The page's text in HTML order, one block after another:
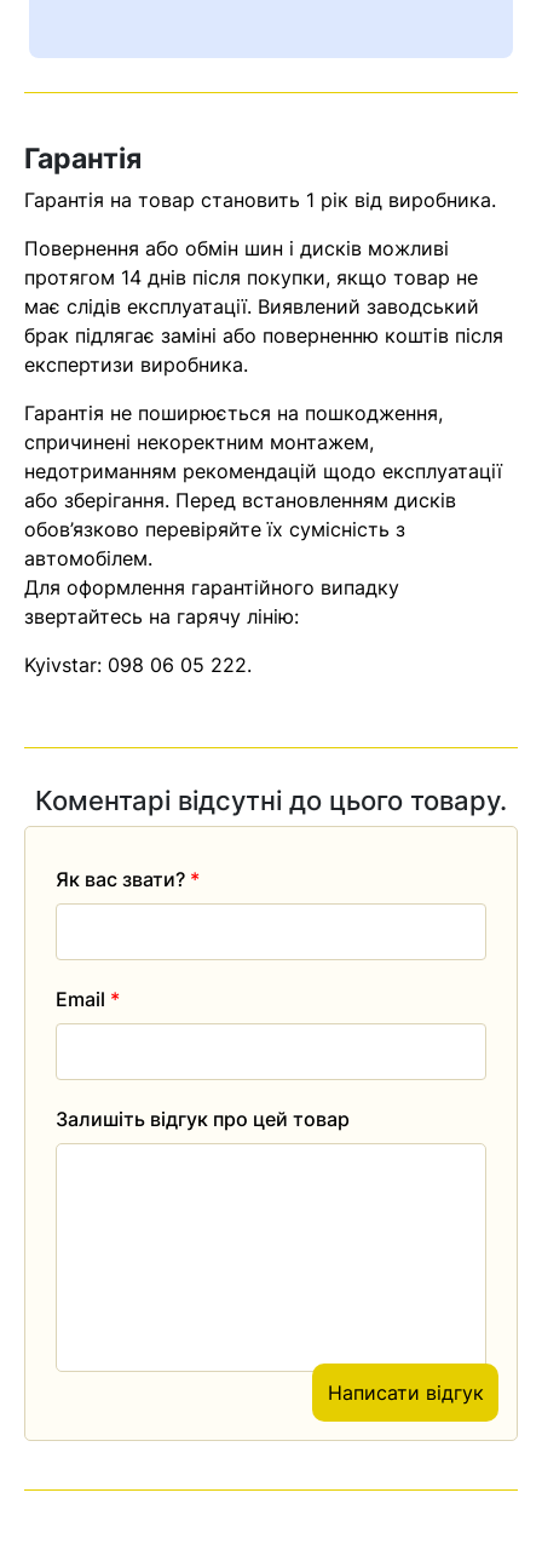
Помилка:
Оператор зв’яжеться з вами
найближчим часом
Гарантія
Гарантія на товар становить 1 рік від виробника.
Повернення або обмін шин і дисків можливі
протягом 14 днів після покупки, якщо товар не
має слідів експлуатації. Виявлений заводський
брак підлягає заміні або поверненню коштів після
експертизи виробника.
Гарантія не поширюється на пошкодження,
спричинені некоректним монтажем,
недотриманням рекомендацій щодо експлуатації
або зберігання. Перед встановленням дисків
обов’язково перевіряйте їх сумісність з
автомобілем.
Для оформлення гарантійного випадку
звертайтесь на гарячу лінію:
Kyivstar: 098 06 05 222.
Коментарі відсутні до цього товару.
Залишіть відгук про цей товар
Як вас звати? *
Email *
Написати відгук